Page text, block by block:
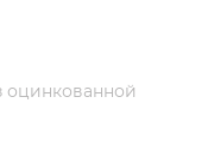
оцинкованной